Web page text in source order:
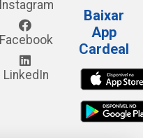
Instagram
Facebook
LinkedIn
Baixar
App
Cardeal